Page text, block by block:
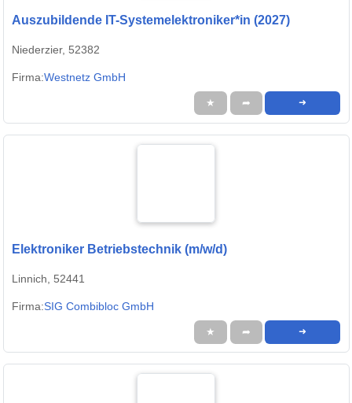
Auszubildende IT-Systemelektroniker*in (2027)
Niederzier, 52382
Firma:Westnetz GmbH
★ ➦ ➜
Elektroniker Betriebstechnik (m/w/d)
Linnich, 52441
Firma:SIG Combibloc GmbH
★ ➦ ➜